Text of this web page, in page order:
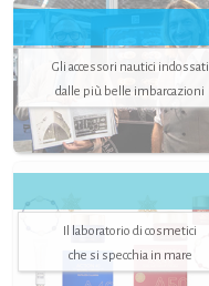
Gli accessori nautici indossati
dalle più belle imbarcazioni
Il laboratorio di cosmetici
che si specchia in mare